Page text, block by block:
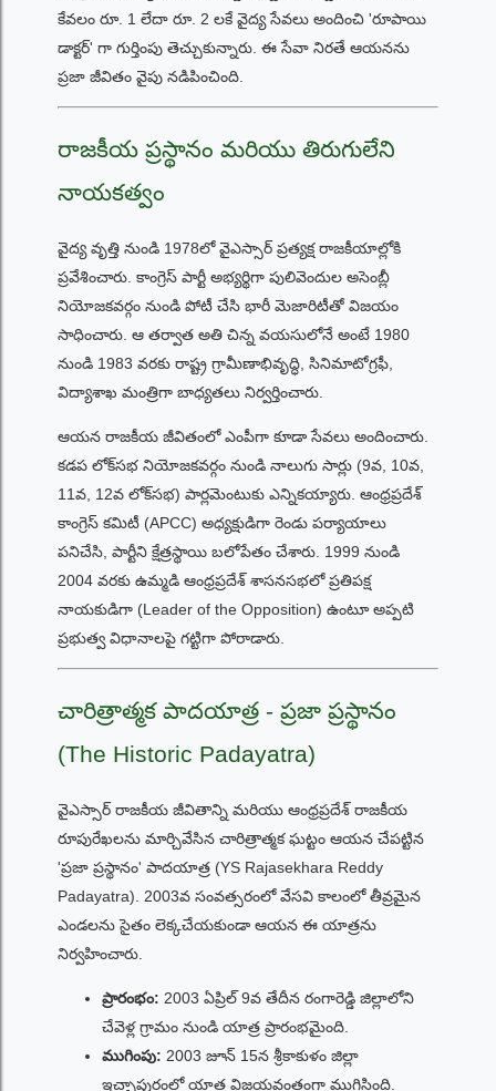
కేవలం రూ. 1 లేదా రూ. 2 లకే వైద్య సేవలు అందించి 'రూపాయి
డాక్టర్' గా గుర్తింపు తెచ్చుకున్నారు. ఈ సేవా నిరతే ఆయనను
ప్రజా జీవితం వైపు నడిపించింది.
రాజకీయ ప్రస్థానం మరియు తిరుగులేని
నాయకత్వం
వైద్య వృత్తి నుండి 1978లో వైఎస్సార్ ప్రత్యక్ష రాజకీయాల్లోకి
ప్రవేశించారు. కాంగ్రెస్ పార్టీ అభ్యర్థిగా పులివెందుల అసెంబ్లీ
నియోజకవర్గం నుండి పోటీ చేసి భారీ మెజారిటీతో విజయం
సాధించారు. ఆ తర్వాత అతి చిన్న వయసులోనే అంటే 1980
నుండి 1983 వరకు రాష్ట్ర గ్రామీణాభివృద్ధి, సినిమాటోగ్రఫీ,
విద్యాశాఖ మంత్రిగా బాధ్యతలు నిర్వర్తించారు.
ఆయన రాజకీయ జీవితంలో ఎంపీగా కూడా సేవలు అందించారు.
కడప లోక్‌సభ నియోజకవర్గం నుండి నాలుగు సార్లు (9వ, 10వ,
11వ, 12వ లోక్‌సభ) పార్లమెంటుకు ఎన్నికయ్యారు. ఆంధ్రప్రదేశ్
కాంగ్రెస్ కమిటీ (APCC) అధ్యక్షుడిగా రెండు పర్యాయాలు
పనిచేసి, పార్టీని క్షేత్రస్థాయి బలోపేతం చేశారు. 1999 నుండి
2004 వరకు ఉమ్మడి ఆంధ్రప్రదేశ్ శాసనసభలో ప్రతిపక్ష
నాయకుడిగా (Leader of the Opposition) ఉంటూ అప్పటి
ప్రభుత్వ విధానాలపై గట్టిగా పోరాడారు.
చారిత్రాత్మక పాదయాత్ర - ప్రజా ప్రస్థానం
(The Historic Padayatra)
వైఎస్సార్ రాజకీయ జీవితాన్ని మరియు ఆంధ్రప్రదేశ్ రాజకీయ
రూపురేఖలను మార్చివేసిన చారిత్రాత్మక ఘట్టం ఆయన చేపట్టిన
'ప్రజా ప్రస్థానం' పాదయాత్ర (YS Rajasekhara Reddy
Padayatra). 2003వ సంవత్సరంలో వేసవి కాలంలో తీవ్రమైన
ఎండలను సైతం లెక్కచేయకుండా ఆయన ఈ యాత్రను
నిర్వహించారు.
ప్రారంభం: 2003 ఏప్రిల్ 9వ తేదీన రంగారెడ్డి జిల్లాలోని
చేవెళ్ల గ్రామం నుండి యాత్ర ప్రారంభమైంది.
ముగింపు: 2003 జూన్ 15న శ్రీకాకుళం జిల్లా
ఇచ్ఛాపురంలో యాత్ర విజయవంతంగా ముగిసింది.